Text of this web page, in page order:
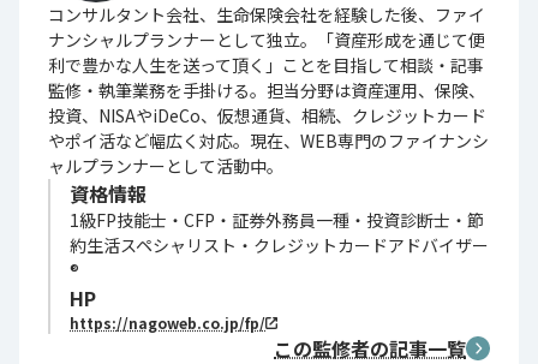
コンサルタント会社、生命保険会社を経験した後、ファイ
ナンシャルプランナーとして独立。「資産形成を通じて便
利で豊かな人生を送って頂く」ことを目指して相談・記事
監修・執筆業務を手掛ける。担当分野は資産運用、保険、
投資、NISAやiDeCo、仮想通貨、相続、クレジットカード
やポイ活など幅広く対応。現在、WEB専門のファイナンシ
ャルプランナーとして活動中。
資格情報
1級FP技能士・CFP・証券外務員一種・投資診断士・節
約生活スペシャリスト・クレジットカードアドバイザー
®
HP
https://nagoweb.co.jp/fp/
この監修者の記事一覧